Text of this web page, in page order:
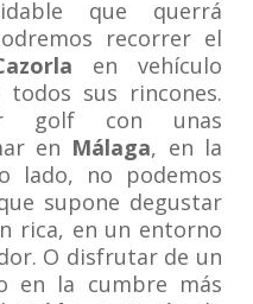
que querrá
recorrer el
en vehículo
todos sus rincones.
golf con unas
en Málaga, en la
lado, no podemos
supone degustar
rica, en un entorno
O disfrutar de un
en la cumbre más